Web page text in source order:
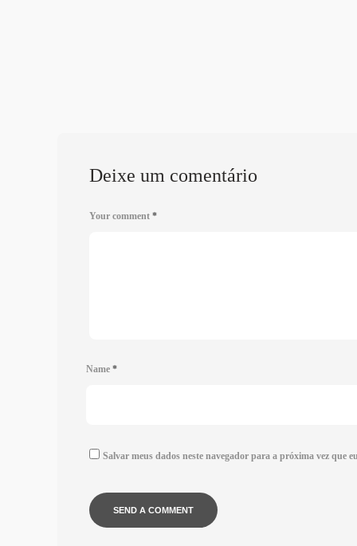
Deixe um comentário
Your comment *
Name *
Salvar meus dados neste navegador para a próxima vez que